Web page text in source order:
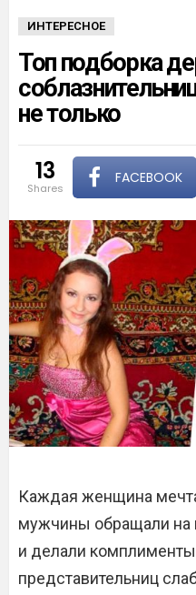
ИНТЕРЕСНОЕ
Топ подборка
не только
13
shares
FACEBOOK
Каждая женщина
мужчины обращали на
и делали
представительниц